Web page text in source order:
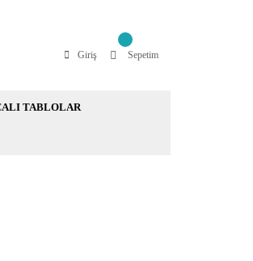
Giriş Sepetim
TABLOLAR